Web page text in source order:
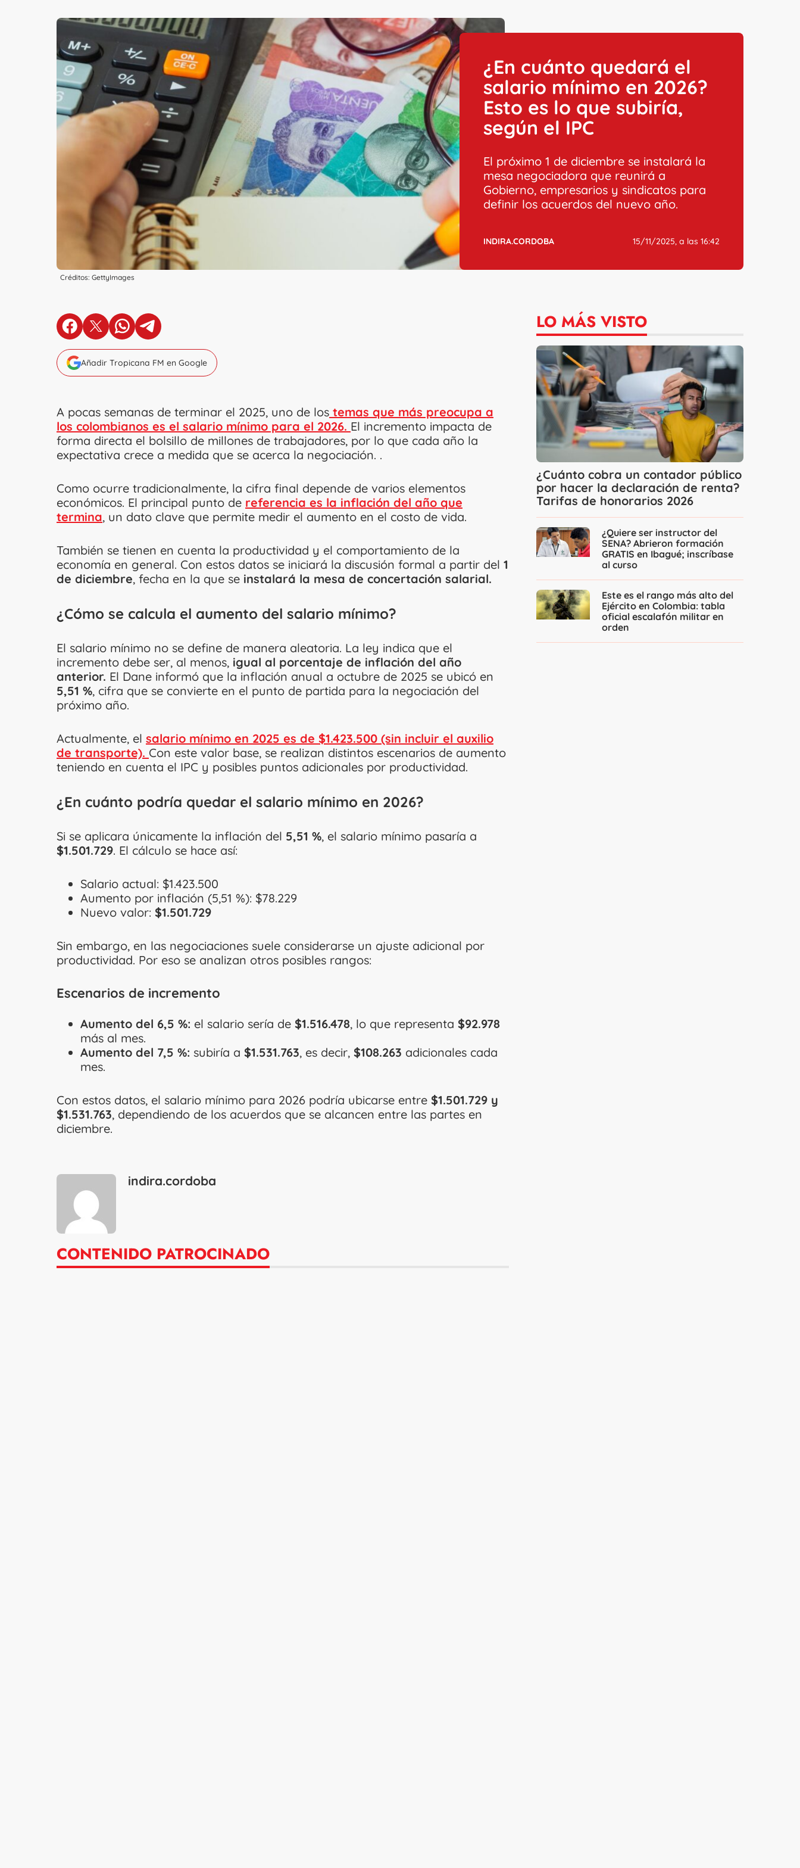
Créditos: GettyImages
¿En cuánto quedará el
salario mínimo en 2026?
Esto es lo que subiría,
según el IPC
El próximo 1 de diciembre se instalará la
mesa negociadora que reunirá a
Gobierno, empresarios y sindicatos para
definir los acuerdos del nuevo año.
INDIRA.CORDOBA 15/11/2025, a las 16:42
en Facebook
en X en Whatsapp
en Telegram
Añadir Tropicana FM en Google
A pocas semanas de terminar el 2025, uno de los temas que más preocupa a
los colombianos es el salario mínimo para el 2026. El incremento impacta de
forma directa el bolsillo de millones de trabajadores, por lo que cada año la
expectativa crece a medida que se acerca la negociación. .
Como ocurre tradicionalmente, la cifra final depende de varios elementos
económicos. El principal punto de referencia es la inflación del año que
termina, un dato clave que permite medir el aumento en el costo de vida.
También se tienen en cuenta la productividad y el comportamiento de la
economía en general. Con estos datos se iniciará la discusión formal a partir del 1
de diciembre, fecha en la que se instalará la mesa de concertación salarial.
¿Cómo se calcula el aumento del salario mínimo?
El salario mínimo no se define de manera aleatoria. La ley indica que el
incremento debe ser, al menos, igual al porcentaje de inflación del año
anterior. El Dane informó que la inflación anual a octubre de 2025 se ubicó en
5,51 %, cifra que se convierte en el punto de partida para la negociación del
próximo año.
Actualmente, el salario mínimo en 2025 es de $1.423.500 (sin incluir el auxilio
de transporte). Con este valor base, se realizan distintos escenarios de aumento
teniendo en cuenta el IPC y posibles puntos adicionales por productividad.
¿En cuánto podría quedar el salario mínimo en 2026?
Si se aplicara únicamente la inflación del 5,51 %, el salario mínimo pasaría a
$1.501.729. El cálculo se hace así:
Salario actual: $1.423.500
Aumento por inflación (5,51 %): $78.229
Nuevo valor: $1.501.729
Sin embargo, en las negociaciones suele considerarse un ajuste adicional por
productividad. Por eso se analizan otros posibles rangos:
Escenarios de incremento
Aumento del 6,5 %: el salario sería de $1.516.478, lo que representa $92.978
más al mes.
Aumento del 7,5 %: subiría a $1.531.763, es decir, $108.263 adicionales cada
mes.
Con estos datos, el salario mínimo para 2026 podría ubicarse entre $1.501.729 y
$1.531.763, dependiendo de los acuerdos que se alcancen entre las partes en
diciembre.
indira.cordoba
CONTENIDO PATROCINADO
LO MÁS VISTO
¿Cuánto cobra un contador público
por hacer la declaración de renta?
Tarifas de honorarios 2026
¿Quiere ser instructor del
SENA? Abrieron formación
GRATIS en Ibagué; inscríbase
al curso
Este es el rango más alto del
Ejército en Colombia: tabla
oficial escalafón militar en
orden